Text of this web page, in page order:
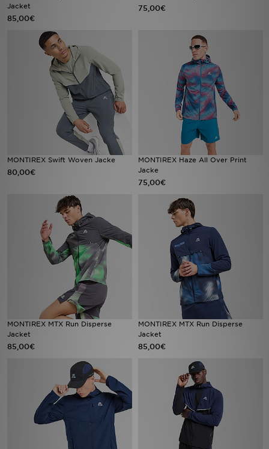
Jacket
85,00€
75,00€
MONTIREX Swift Woven Jacke
80,00€
MONTIREX Haze All Over Print
Jacke
75,00€
MONTIREX MTX Run Disperse
Jacket
85,00€
MONTIREX MTX Run Disperse
Jacket
85,00€
Fußball
Lade Die APP
Geschenkkarte
Meine Nachrichten
Bestellverfolgung
Hilfe & Kontakt
Trending Styles